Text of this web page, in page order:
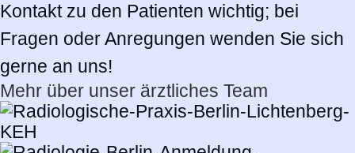
Kontakt zu den Patienten wichtig; bei
Fragen oder Anregungen wenden Sie sich
gerne an uns!
Mehr über unser ärztliches Team